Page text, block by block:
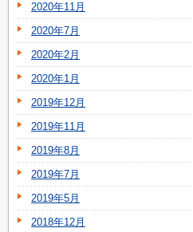
2020年11月
2020年7月
2020年2月
2020年1月
2019年12月
2019年11月
2019年8月
2019年7月
2019年5月
2018年12月